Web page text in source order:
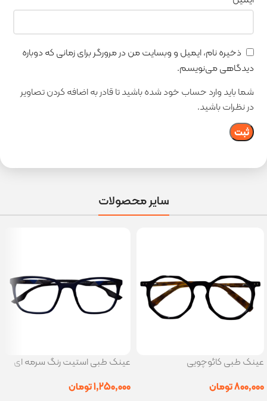
ذخیره نام، ایمیل و وبسایت من در مرورگر برای زمانی که دوباره
دیدگاهی می‌نویسم.
شما باید وارد حساب خود شده باشید تا قادر به اضافه کردن تصاویر
در نظرات باشید.
سایر محصولات
عینک طبی کائوچویی
800,000تومان
عینک طبی استیت رنگ سرمه ای
1,250,000تومان